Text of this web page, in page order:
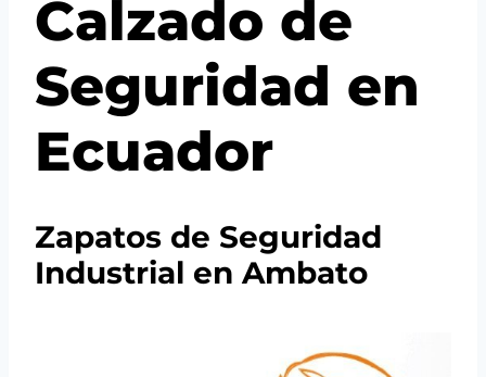
Calzado de
Seguridad en
Ecuador
Zapatos de Seguridad
Industrial en Ambato